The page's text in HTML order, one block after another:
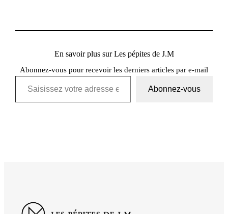
En savoir plus sur Les pépites de J.M
Abonnez-vous pour recevoir les derniers articles par e-mail
Saisissez votre adresse e-mail…
Abonnez-vous